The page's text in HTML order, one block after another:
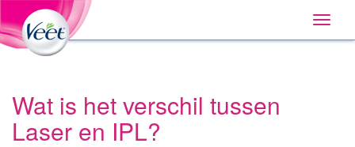
to:
Primary
Navigation,
Search
Home
Navigation
Toggle
Wat is het verschil tussen
Laser en IPL?